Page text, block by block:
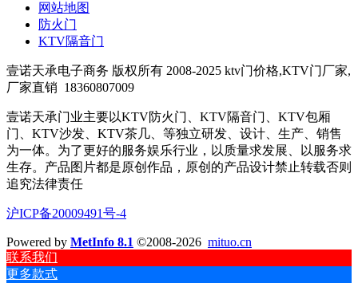
网站地图
防火门
KTV隔音门
壹诺天承电子商务 版权所有 2008-2025 ktv门价格,KTV门厂家,
厂家直销 18360807009
壹诺天承门业主要以KTV防火门、KTV隔音门、KTV包厢
门、KTV沙发、KTV茶几、等独立研发、设计、生产、销售
为一体。为了更好的服务娱乐行业，以质量求发展、以服务求
生存。产品图片都是原创作品，原创的产品设计禁止转载否则
追究法律责任
沪ICP备20009491号-4
Powered by MetInfo 8.1 ©2008-2026 mituo.cn
联系我们
更多款式